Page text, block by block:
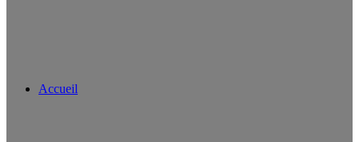
Accueil